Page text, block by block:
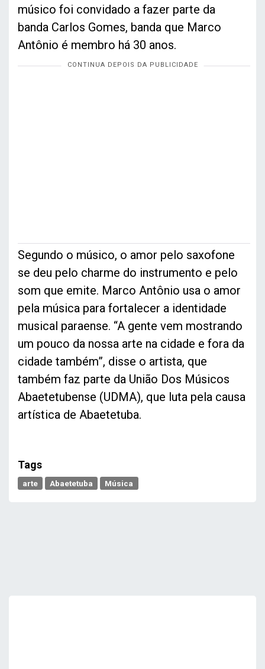
músico foi convidado a fazer parte da
banda Carlos Gomes, banda que Marco
Antônio é membro há 30 anos.
Segundo o músico, o amor pelo saxofone
se deu pelo charme do instrumento e pelo
som que emite. Marco Antônio usa o amor
pela música para fortalecer a identidade
musical paraense. “A gente vem mostrando
um pouco da nossa arte na cidade e fora da
cidade também”, disse o artista, que
também faz parte da União Dos Músicos
Abaetetubense (UDMA), que luta pela causa
artística de Abaetetuba.
Tags
arte Abaetetuba Música